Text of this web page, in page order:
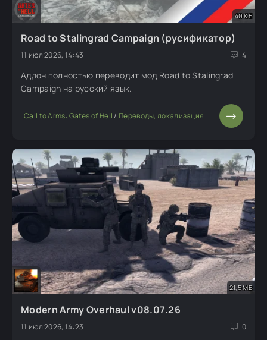
40 КБ
Road to Stalingrad Campaign (русификатор)
11 июл 2026, 14:43 4
Аддон полностью переводит мод Road to Stalingrad
Campaign на русский язык.
Call to Arms: Gates of Hell / Переводы, локализация
21,5 МБ
Modern Army Overhaul v08.07.26
11 июл 2026, 14:23 0